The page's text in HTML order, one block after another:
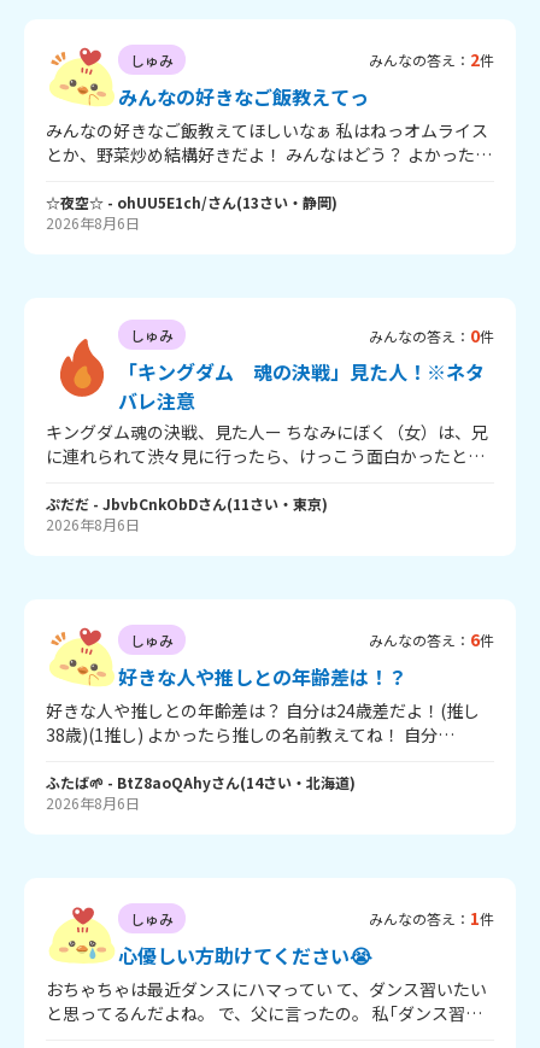
しゅみ みんなの答え： 2件
みんなの好きなご飯教えてっ
みんなの好きなご飯教えてほしいなぁ 私はねっオムライス
とか、野菜炒め結構好きだよ！ みんなはどう？ よかったら
☆夜空☆ - ohUU5E1ch/さん(13さい・ 静岡)
2026年8月6日
しゅみ みんなの答え： 0件
「キングダム 魂の決戦」見た人！※ネタ
バレ注意
キングダム魂の決戦、見た人ー ちなみにぼく（女）は、兄
に連れられて渋々見に行ったら、けっこう面白かったとい
ぇ！盗み聞き？してたら…オーマイガーなことになっちゃ
ったじゃねえかよお！うわーん。 ま、にしても迫力がすご
ぷだだ - JbvbCnkObDさん(11さい・ 東京)
2026年8月6日
しゅみ みんなの答え： 6件
好きな人や推しとの年齢差は！？
好きな人や推しとの年齢差は？ 自分は24歳差だよ！(推し
38歳)(1推し) よかったら推しの名前教えてね！ 自分
くん M!LK 吉田仁人くん ホロライブ 水宮枢ちゃん ホロラ
イブ 不知火フレアちゃん
ふたば🌱 - BtZ8aoQAhyさん(14さい・ 北海道)
2026年8月6日
しゅみ みんなの答え： 1件
心優しい方助けてください😭
おちゃちゃは最近ダンスにハマってい て、ダンス習いたい
と思ってるんだよね。 で、父に言ったの。 私｢ダンス習い